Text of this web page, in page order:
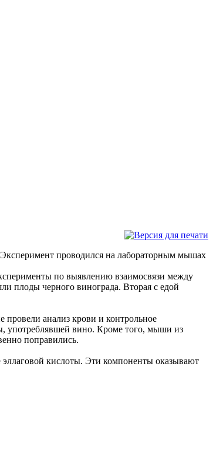
проводился на лабораторным мышах
по выявлению взаимосвязи между
плоды черного винограда. Вторая с едой
провели анализ крови и контрольное
употреблявшей вино. Кроме того, мыши из
поправились.
эллаговой кислоты. Эти компоненты оказывают